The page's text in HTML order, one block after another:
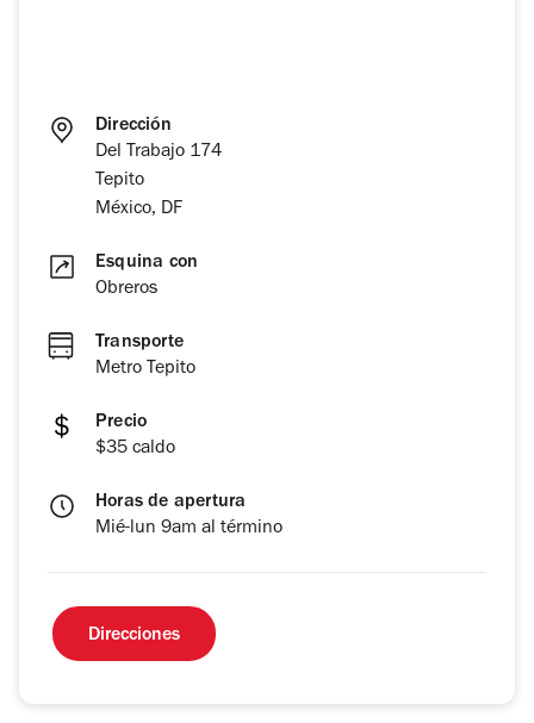
Dirección
Del Trabajo 174
Tepito
México, DF
Esquina con
Obreros
Transporte
Metro Tepito
Precio
$35 caldo
Horas de apertura
Mié-lun 9am al término
Direcciones